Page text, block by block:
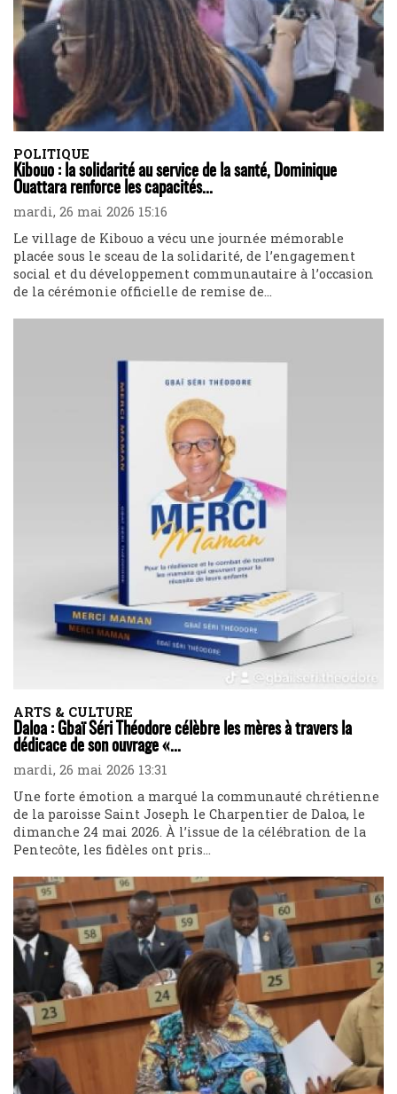
POLITIQUE
Kibouo : la solidarité au service de la santé, Dominique
Ouattara renforce les capacités...
mardi, 26 mai 2026 15:16
Le village de Kibouo a vécu une journée mémorable
placée sous le sceau de la solidarité, de l’engagement
social et du développement communautaire à l’occasion
de la cérémonie officielle de remise de...
ARTS & CULTURE
Daloa : Gbaï Séri Théodore célèbre les mères à travers la
dédicace de son ouvrage «...
mardi, 26 mai 2026 13:31
Une forte émotion a marqué la communauté chrétienne
de la paroisse Saint Joseph le Charpentier de Daloa, le
dimanche 24 mai 2026. À l’issue de la célébration de la
Pentecôte, les fidèles ont pris...